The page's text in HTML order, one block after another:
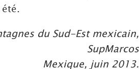
du Sud-Est mexicain,
SupMarcos
Mexique, juin 2013.